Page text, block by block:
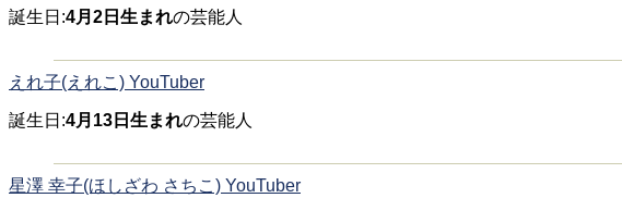
誕生日:4月2日生まれの芸能人
えれ子(えれこ) YouTuber
誕生日:4月13日生まれの芸能人
星澤 幸子(ほしざわ さちこ) YouTuber